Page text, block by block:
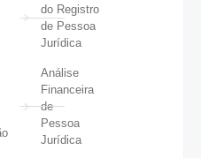
do Registro
de Pessoa
Jurídica
Análise
Financeira
de
Pessoa
Jurídica